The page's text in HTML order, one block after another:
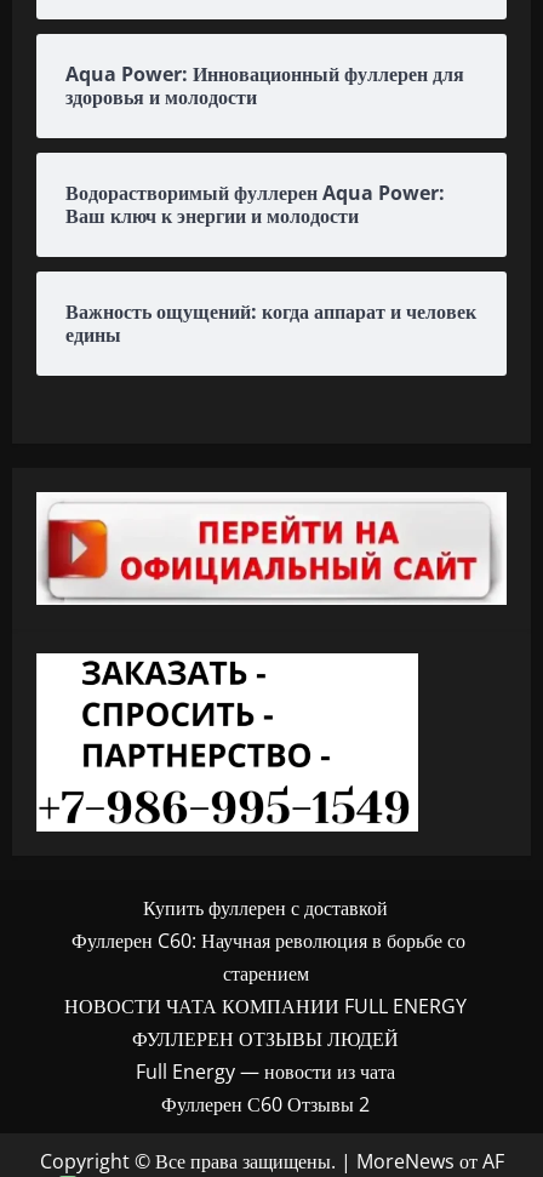
Aqua Power: Инновационный фуллерен для
здоровья и молодости
Водорастворимый фуллерен Aqua Power:
Ваш ключ к энергии и молодости
Важность ощущений: когда аппарат и человек
едины
Купить фуллерен с доставкой
Фуллерен C60: Научная революция в борьбе со
старением
НОВОСТИ ЧАТА КОМПАНИИ FULL ENERGY
ФУЛЛЕРЕН ОТЗЫВЫ ЛЮДЕЙ
Full Energy — новости из чата
Фуллерен С60 Отзывы 2
Copyright © Все права защищены. | MoreNews от AF